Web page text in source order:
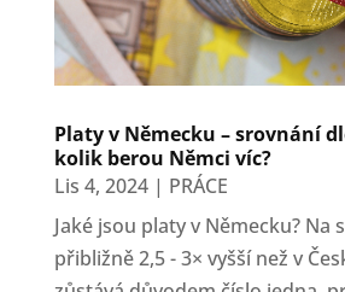
Platy v Německu – srovnání
kolik berou Němci víc?
Lis 4, 2024| PRÁCE
Jaké jsou platy v Německu? Na
přibližně 2,5 - 3× vyšší než v